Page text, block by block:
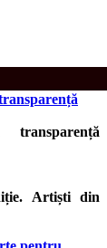
Artiști din